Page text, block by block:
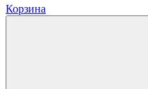
Корзина